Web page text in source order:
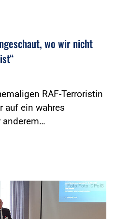
wo wir nicht
RAF-Terroristin
auf ein wahres
anderem…
Foto:Foto: DPolG